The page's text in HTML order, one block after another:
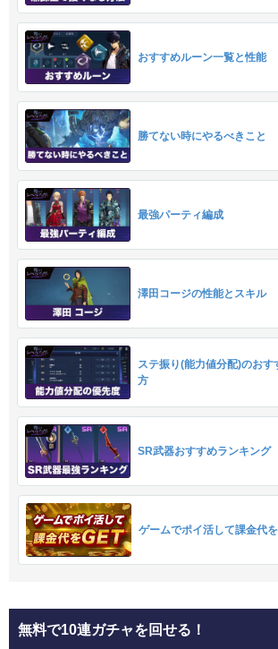
おすすめルーン一覧と性能
勝てない時にやるべきこと
最強パーティ編成
澤田コージの性能とスキル
ステ振り(能力値分配)のおす
方
SR武器おすすめランキング
ゲームでポイ活して課金代を
無料で10連ガチャを回せる！